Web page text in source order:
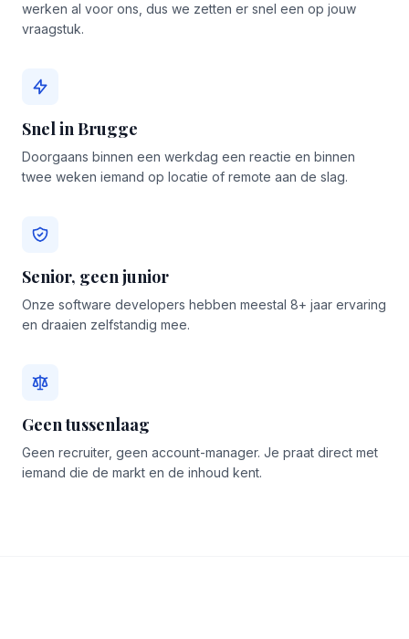
werken al voor ons, dus we zetten er snel een op jouw
vraagstuk.
Snel in Brugge
Doorgaans binnen een werkdag een reactie en binnen
twee weken iemand op locatie of remote aan de slag.
Senior, geen junior
Onze software developers hebben meestal 8+ jaar ervaring
en draaien zelfstandig mee.
Geen tussenlaag
Geen recruiter, geen account-manager. Je praat direct met
iemand die de markt en de inhoud kent.